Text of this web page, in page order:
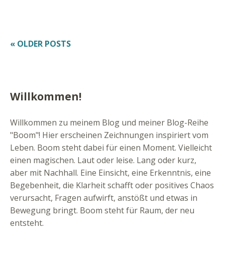
« OLDER POSTS
Willkommen!
Willkommen zu meinem Blog und meiner Blog-Reihe
"Boom"! Hier erscheinen Zeichnungen inspiriert vom
Leben. Boom steht dabei für einen Moment. Vielleicht
einen magischen. Laut oder leise. Lang oder kurz,
aber mit Nachhall. Eine Einsicht, eine Erkenntnis, eine
Begebenheit, die Klarheit schafft oder positives Chaos
verursacht, Fragen aufwirft, anstößt und etwas in
Bewegung bringt. Boom steht für Raum, der neu
entsteht.